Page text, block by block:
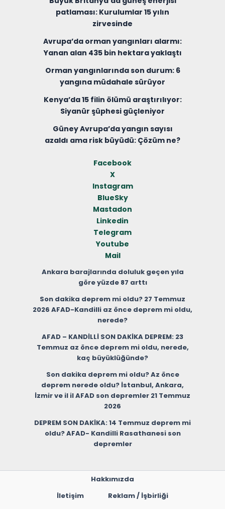
patlaması: Kurulumlar 15 yılın
zirvesinde
Avrupa’da orman yangınları alarmı:
Yanan alan 435 bin hektara yaklaştı
Orman yangınlarında son durum: 6
yangına müdahale sürüyor
Kenya’da 15 filin ölümü araştırılıyor:
Siyanür şüphesi güçleniyor
Güney Avrupa’da yangın sayısı
azaldı ama risk büyüdü: Çözüm ne?
Facebook
X
Instagram
BlueSky
Mastadon
Linkedin
Telegram
Youtube
Mail
Ankara barajlarında doluluk geçen yıla
göre yüzde 87 arttı
Son dakika deprem mi oldu? 27 Temmuz
2026 AFAD-Kandilli az önce deprem mi oldu,
nerede?
AFAD – KANDİLLİ SON DAKİKA DEPREM: 23
Temmuz az önce deprem mi oldu, nerede,
kaç büyüklüğünde?
Son dakika deprem mi oldu? Az önce
deprem nerede oldu? İstanbul, Ankara,
İzmir ve il il AFAD son depremler 21 Temmuz
2026
DEPREM SON DAKİKA: 14 Temmuz deprem mi
oldu? AFAD- Kandilli Rasathanesi son
depremler
Hakkımızda
İletişim
Reklam / İşbirliği